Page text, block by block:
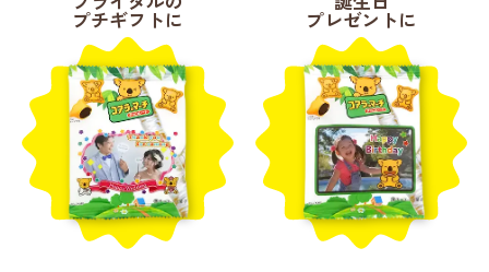
プチギフトに プレゼントに